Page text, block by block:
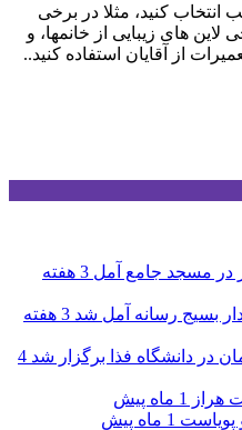
انتخاب کنید، مثلا در برخی
های زیبایی از خانمها، و
از آقایان استفاده کنید..
در مسجد جامع آمل
3 هفته
بسیج رسانه آمل شد
3 هفته
در دانشگاه فذا برگزار شد 4
هراز
1 ماه پیش
پویاست 1 ماه پیش